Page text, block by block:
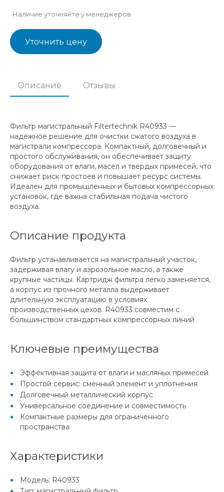
Наличие уточняйте у менеджеров
Уточнить цену
Описание Отзывы
Фильтр магистральный Filtertechnik R40933 —
надежное решение для очистки сжатого воздуха в
магистрали компрессора. Компактный, долговечный и
простого обслуживания, он обеспечивает защиту
оборудования от влаги, масел и твердых примесей, что
снижает риск простоев и повышает ресурс системы.
Идеален для промышленных и бытовых компрессорных
установок, где важна стабильная подача чистого
воздуха.
Описание продукта
Фильтр устанавливается на магистральный участок,
задерживая влагу и аэрозольное масло, а также
крупные частицы. Картридж фильтра легко заменяется,
а корпус из прочного металла выдерживает
длительную эксплуатацию в условиях
производственных цехов. R40933 совместим с
большинством стандартных компрессорных линий.
Ключевые преимущества
Эффективная защита от влаги и масляных примесей
Простой сервис: сменный элемент и уплотнения
Долговечный металлический корпус
Универсальное соединение и совместимость
Компактные размеры для ограниченного
пространства
Характеристики
Модель: R40933